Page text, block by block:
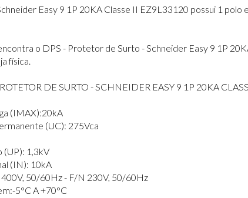
Easy 9 1P 20KA Classe II EZ9L33120 possui 1
o DPS - Protetor de Surto - Schneider Easy 9 1P
física.
DE SURTO - SCHNEIDER EASY 9 1P 20KA
(IMAX):20kA
(UC): 275Vca
(UP): 1,3kV
(IN): 10kA
400V, 50/60Hz - F/N 230V, 50/60Hz
5°C A +70°C